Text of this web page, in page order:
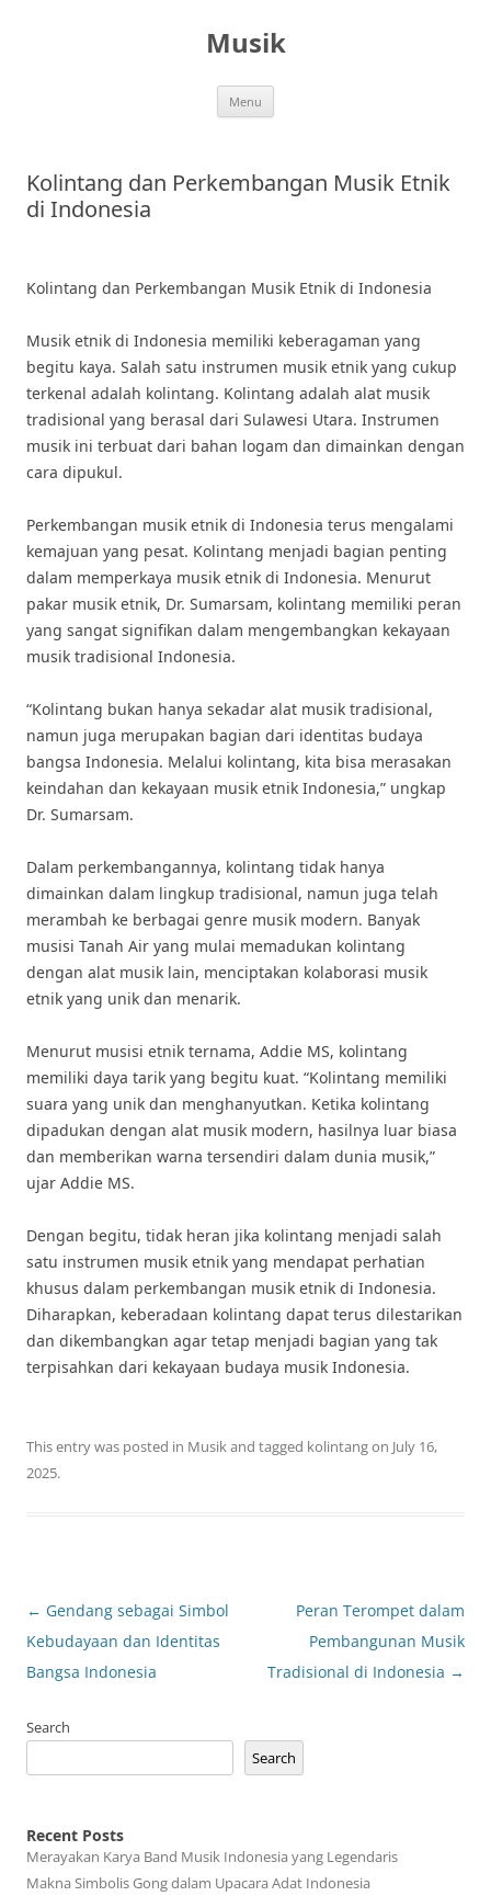
Musik
Menu
Kolintang dan Perkembangan Musik Etnik
di Indonesia
Kolintang dan Perkembangan Musik Etnik di Indonesia
Musik etnik di Indonesia memiliki keberagaman yang
begitu kaya. Salah satu instrumen musik etnik yang cukup
terkenal adalah kolintang. Kolintang adalah alat musik
tradisional yang berasal dari Sulawesi Utara. Instrumen
musik ini terbuat dari bahan logam dan dimainkan dengan
cara dipukul.
Perkembangan musik etnik di Indonesia terus mengalami
kemajuan yang pesat. Kolintang menjadi bagian penting
dalam memperkaya musik etnik di Indonesia. Menurut
pakar musik etnik, Dr. Sumarsam, kolintang memiliki peran
yang sangat signifikan dalam mengembangkan kekayaan
musik tradisional Indonesia.
“Kolintang bukan hanya sekadar alat musik tradisional,
namun juga merupakan bagian dari identitas budaya
bangsa Indonesia. Melalui kolintang, kita bisa merasakan
keindahan dan kekayaan musik etnik Indonesia,” ungkap
Dr. Sumarsam.
Dalam perkembangannya, kolintang tidak hanya
dimainkan dalam lingkup tradisional, namun juga telah
merambah ke berbagai genre musik modern. Banyak
musisi Tanah Air yang mulai memadukan kolintang
dengan alat musik lain, menciptakan kolaborasi musik
etnik yang unik dan menarik.
Menurut musisi etnik ternama, Addie MS, kolintang
memiliki daya tarik yang begitu kuat. “Kolintang memiliki
suara yang unik dan menghanyutkan. Ketika kolintang
dipadukan dengan alat musik modern, hasilnya luar biasa
dan memberikan warna tersendiri dalam dunia musik,”
ujar Addie MS.
Dengan begitu, tidak heran jika kolintang menjadi salah
satu instrumen musik etnik yang mendapat perhatian
khusus dalam perkembangan musik etnik di Indonesia.
Diharapkan, keberadaan kolintang dapat terus dilestarikan
dan dikembangkan agar tetap menjadi bagian yang tak
terpisahkan dari kekayaan budaya musik Indonesia.
This entry was posted in Musikand tagged kolintangon July 16,
2025.
Post
navigation
← Gendang sebagai Simbol
Kebudayaan dan Identitas
Bangsa Indonesia
Peran Terompet dalam
Pembangunan Musik
Tradisional di Indonesia →
Search
Search
Recent Posts
Merayakan Karya Band Musik Indonesia yang Legendaris
Makna Simbolis Gong dalam Upacara Adat Indonesia